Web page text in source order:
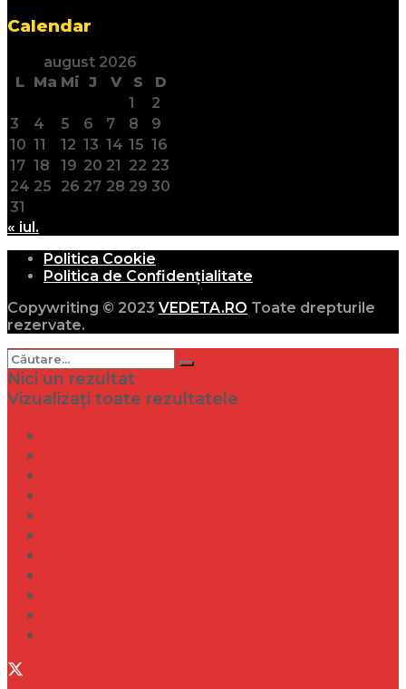
Calendar
august 2026
L Ma Mi J V S
D
1
2
3
4 5 6 7 8
9
10 11 12 13 14 15 16
17 18 19 20 21 22 23
24 25 26 27 28 29 30
31
« iul.
Politica Cookie
Politica de Confidențialitate
Copywriting © 2023 VEDETA.RO Toate drepturile
rezervate.
Nici un rezultat
Vizualizați toate rezultatele